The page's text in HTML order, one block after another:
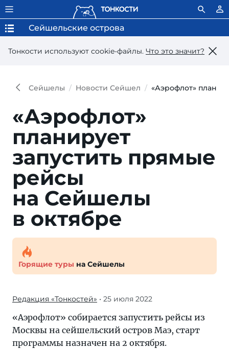
Тонкости используют сookie-файлы. Что это значит?
Сейшельские острова
Сейшелы Новости Сейшел «Аэрофлот»
«Аэрофлот»
планирует
запустить прямые
рейсы
на Сейшелы
в октябре
Горящие туры на Сейшелы
Редакция «Тонкостей» • 25 июля 2022
«Аэрофлот» собирается запустить рейсы из
Москвы на сейшельский остров Маэ, старт
программы назначен на 2 октября.